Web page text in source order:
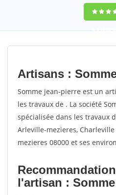
9,5
votes
Artisans :
Somme jean-pierre est un
les travaux de . La société
spécialisée dans les travaux
Arleville-mezieres,
mezieres 08000 et ses
l'artisan :